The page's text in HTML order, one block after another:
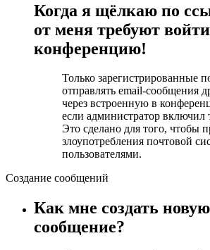
Когда я щёлкаю по
от меня требуют
конференцию!
Только зарегистрированные
отправлять email-сообщения
через встроенную в
если администратор включил
Это сделано для того, чтобы
злоупотребления почтовой
пользователями.
Создание сообщений
Как мне создать
сообщение?